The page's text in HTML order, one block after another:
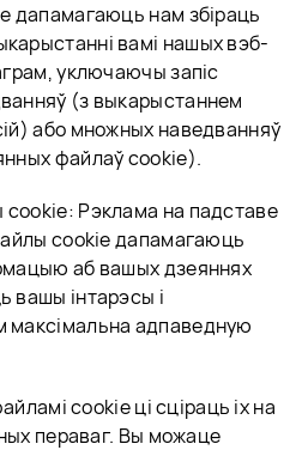
дапамагаюць нам збіраць
вамі нашых вэб-
уключаючы запіс
(з выкарыстаннем
або множных наведванняў
файлаў cookie).
Рэклама на падставе
cookie дапамагаюць
аб вашых дзеяннях
вашы інтарэсы і
максімальна адпаведную
cookie ці сціраць іх на
пераваг. Вы можаце